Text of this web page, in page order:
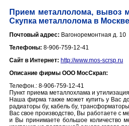
Прием металлолома, вывоз
Скупка металлолома в
Почтовый адрес: Вагоноремонтная д. 10
Телефоны: 8-906-759-12-41
Сайт в Интернет: http://www.mos-scrsp.ru
Описание фирмы ООО МосСкрап:
Телефон.: 8-906-759-12-41
Пункт приема металлохлама и
Наша фирма также может купить у Вас
радиаторы бу, кабель бу,
Вас свое производство, Вы работаете с
и Вы принимаете большое количество